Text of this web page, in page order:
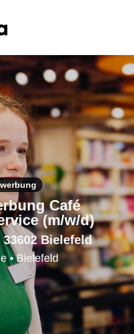
Café
(m/w/d)
Bielefeld
• Bielefeld